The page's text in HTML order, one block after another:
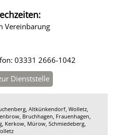
Vereinbarung
03331 2666-1042
Dienststelle
Altkünkendorf, Wolletz,
Bruchhagen, Frauenhagen,
Kerkow, Mürow, Schmiedeberg,